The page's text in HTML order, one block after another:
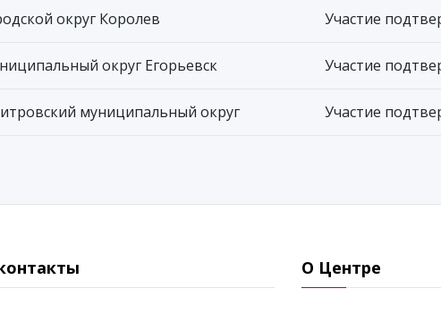
округ Королев Участие
округ Егорьевск Участие
муниципальный округ Участие
О Центре